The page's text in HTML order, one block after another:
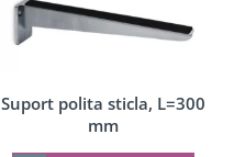
Suport polita sticla, L=300
mm